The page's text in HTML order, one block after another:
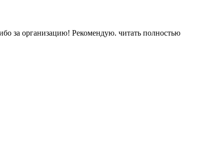
за организацию! Рекомендую. читать полностью